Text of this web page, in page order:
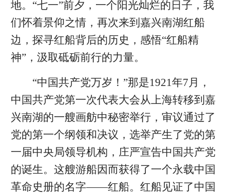
地。“七一”前夕，一个阳光灿烂的日子，我
们怀着景仰之情，再次来到嘉兴南湖红船
边，探寻红船背后的历史，感悟“红船精
神”，汲取砥砺前行的力量。
“中国共产党万岁！”那是1921年7月，
中国共产党第一次代表大会从上海转移到嘉
兴南湖的一艘画舫中秘密举行，审议通过了
党的第一个纲领和决议，选举产生了党的第
一届中央局领导机构，庄严宣告中国共产党
的诞生。这艘游船因而获得了一个永载中国
革命史册的名字——红船。红船见证了中国